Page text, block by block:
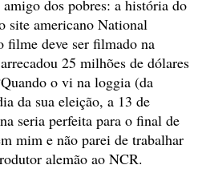
dos pobres: a história do
site americano National
deve ser filmado na
25 milhões de dólares
o vi na loggia (da
da sua eleição, a 13 de
seria perfeita para o final de
mim e não parei de trabalhar
alemão ao NCR.